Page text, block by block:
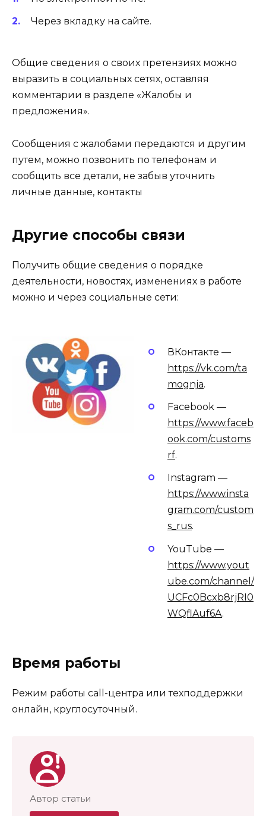
Через вкладку на сайте.
Общие сведения о своих претензиях можно
выразить в социальных сетях, оставляя
комментарии в разделе «Жалобы и
предложения».
Сообщения с жалобами передаются и другим
путем, можно позвонить по телефонам и
сообщить все детали, не забыв уточнить
личные данные, контакты
Другие способы связи
Получить общие сведения о порядке
деятельности, новостях, изменениях в работе
можно и через социальные сети:
ВКонтакте —
https://vk.com/ta
mognja.
Facebook —
https://www.faceb
ook.com/customs
rf.
Instagram —
https://www.insta
gram.com/custom
s_rus.
YouTube —
https://www.yout
ube.com/channel/
UCFc0Bcxb8rjRI0
WQflAuf6A.
Время работы
Режим работы call-центра или техподдержки
онлайн, круглосуточный.
Автор статьи